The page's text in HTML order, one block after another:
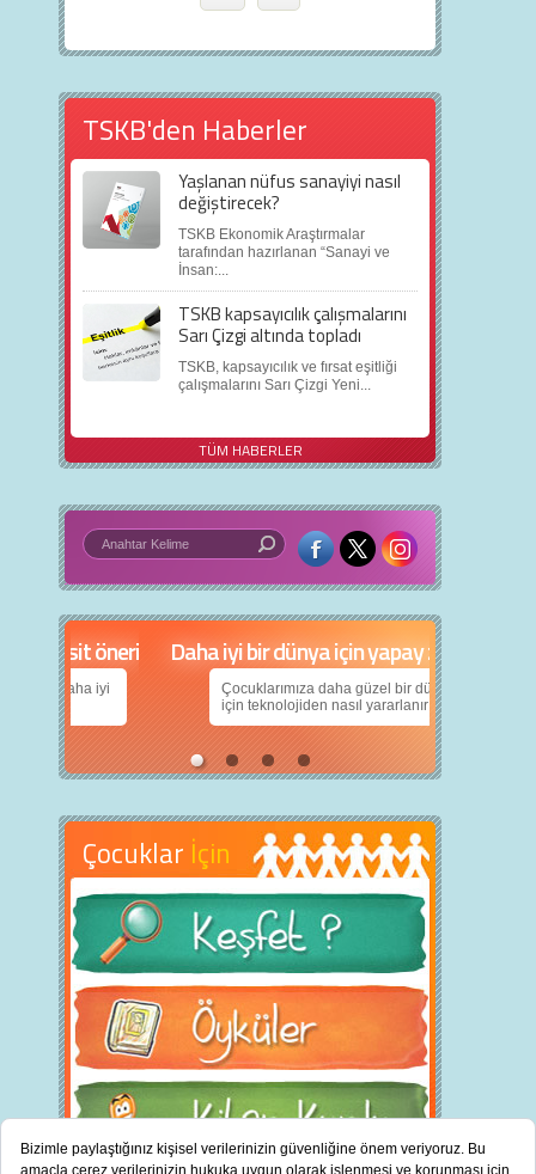
TSKB'den Haberler
Yaşlanan nüfus sanayiyi nasıl
değiştirecek?
TSKB Ekonomik Araştırmalar
tarafından hazırlanan “Sanayi ve
İnsan:...
TSKB kapsayıcılık çalışmalarını
Sarı Çizgi altında topladı
TSKB, kapsayıcılık ve fırsat eşitliği
çalışmalarını Sarı Çizgi Yeni...
TÜM HABERLER
5 basit öneri
daha iyi
Daha iyi bir dünya için yapay zekâ
Çocuklarımıza daha güzel bir dünya bırakabilmek
için teknolojiden nasıl yararlanırız?
Çocuklar İçin